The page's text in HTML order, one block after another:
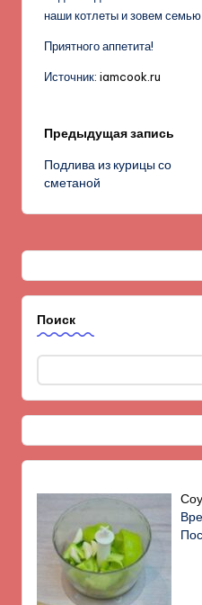
наши котлеты и зовем семью
Приятного аппетита!
Источник: iamcook.ru
Навигация
записи
Предыдущая запись
Подлива из курицы со
сметаной
Поиск